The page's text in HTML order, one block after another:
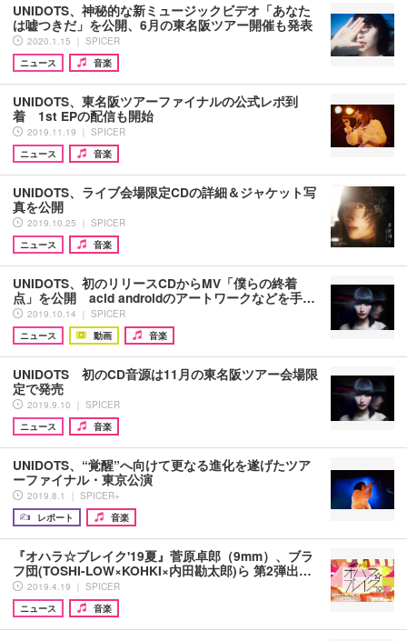
UNIDOTS、神秘的な新ミュージックビデオ「あなた
は嘘つきだ」を公開、6月の東名阪ツアー開催も発表
2020.1.15 ｜ SPICER
ニュース
音楽
UNIDOTS、東名阪ツアーファイナルの公式レポ到
着 1st EPの配信も開始
2019.11.19 ｜ SPICER
ニュース
音楽
UNIDOTS、ライブ会場限定CDの詳細＆ジャケット写
真を公開
2019.10.25 ｜ SPICER
ニュース
音楽
UNIDOTS、初のリリースCDからMV「僕らの終着
点」を公開 acid androidのアートワークなどを手…
2019.10.14 ｜ SPICER
ニュース
動画 音楽
UNIDOTS 初のCD音源は11月の東名阪ツアー会場限
定で発売
2019.9.10 ｜ SPICER
ニュース
音楽
UNIDOTS、“覚醒”へ向けて更なる進化を遂げたツア
ーファイナル・東京公演
2019.8.1 ｜ SPICER+
レポート
音楽
『オハラ☆ブレイク'19夏』菅原卓郎（9mm）、ブラ
フ団(TOSHI-LOW×KOHKI×内田勘太郎)ら 第2弾出…
2019.4.19 ｜ SPICER
ニュース
音楽